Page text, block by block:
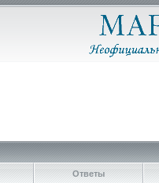
Ответы